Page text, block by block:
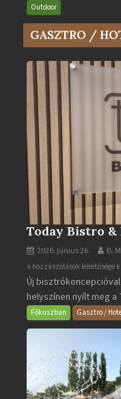
és
az
Év
bejegyzéshez
Outdoor
GASZTRO /
Today Bistro &
2026. június 26. B.
Today
Bistro
&
Bar
bejegyzéshez
a hozzászólások lehetősége
Új
helyszínen nyílt meg a
Fókuszban Gasztro /